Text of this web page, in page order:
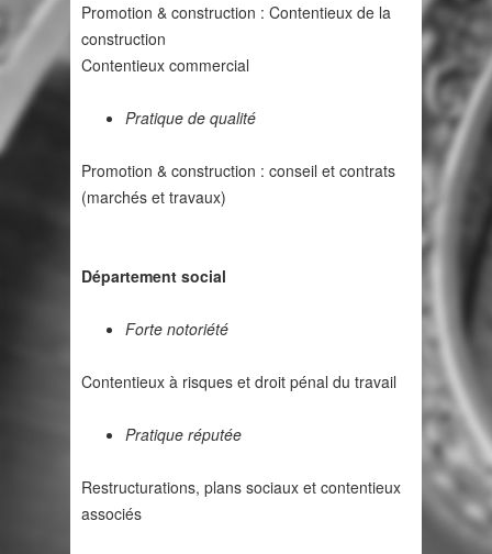
Promotion & construction : Contentieux de la
construction
Contentieux commercial
Pratique de qualité
Promotion & construction : conseil et contrats
(marchés et travaux)
Département social
Forte notoriété
Contentieux à risques et droit pénal du travail
Pratique réputée
Restructurations, plans sociaux et contentieux
associés